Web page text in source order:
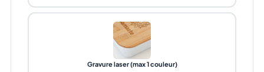
Gravure laser (max 1 couleur)